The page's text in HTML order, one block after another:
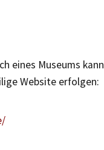
eines Museums kann
Website erfolgen: